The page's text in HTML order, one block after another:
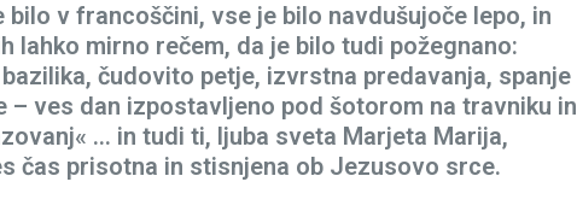
bilo v francoščini, vse je bilo navdušujoče lepo, in
lahko mirno rečem, da je bilo tudi požegnano:
čudovito petje, izvrstna predavanja, spanje
– ves dan izpostavljeno pod šotorom na travniku in
… in tudi ti, ljuba sveta Marjeta Marija,
čas prisotna in stisnjena ob Jezusovo srce.